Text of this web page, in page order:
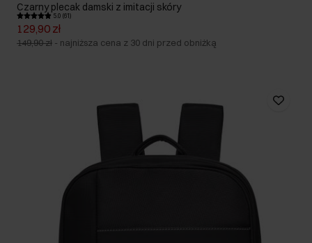
Czarny plecak damski z imitacji skóry
5.0 (61)
129,90 zł
149,90 zł - najniższa cena z 30 dni przed obniżką